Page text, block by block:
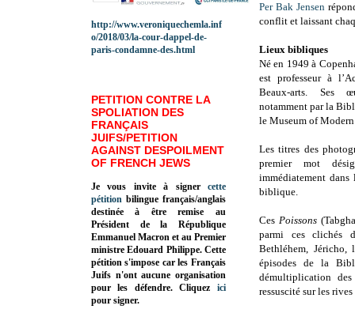
Per Bak Jensen
conflit et laissant
Lieux bibliques
Né en 1949 à
est professeur à
Beaux-arts. Ses
notamment par la
le Museum of
Les titres des
premier mot
immédiatement
biblique.
Ces Poissons
parmi ces clichés
Bethléhem,
épisodes de la
démultiplication
ressuscité sur les
http://www.veroniquechemla.inf
o/2018/03/la-cour-dappel-de-
paris-condamne-des.html
PETITION CONTRE LA
SPOLIATION DES
FRANÇAIS
JUIFS/PETITION
AGAINST DESPOILMENT
OF FRENCH JEWS
Je vous invite à signer cette
pétition bilingue français/anglais
destinée à être remise au
Président de la République
Emmanuel Macron et au Premier
ministre Edouard Philippe. Cette
pétition s'impose car les Français
Juifs n'ont aucune organisation
pour les défendre. Cliquez
ici
pour signer.